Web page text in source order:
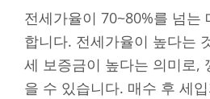
전세가율이 70~80%를 넘는
합니다. 전세가율이 높다는
세 보증금이 높다는 의미로,
을 수 있습니다. 매수 후 세